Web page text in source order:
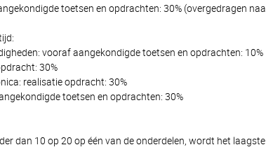
toetsen en opdrachten: 30% (overgedragen
vooraf aangekondigde toetsen en opdrachten: 10%
30%
realisatie opdracht: 30%
toetsen en opdrachten: 30%
dan 10 op 20 op één van de onderdelen, wordt het